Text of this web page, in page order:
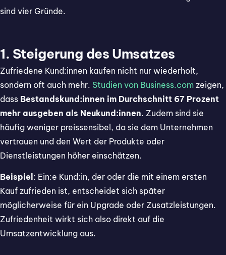
sind vier Gründe.
1. Steigerung des Umsatzes
Zufriedene Kund:innen kaufen nicht nur wiederholt,
sondern oft auch mehr. Studien von Business.com zeigen,
dass Bestandskund:innen im Durchschnitt 67 Prozent
mehr ausgeben als Neukund:innen. Zudem sind sie
häufig weniger preissensibel, da sie dem Unternehmen
vertrauen und den Wert der Produkte oder
Dienstleistungen höher einschätzen.
Beispiel : Ein:e Kund:in, der oder die mit einem ersten
Kauf zufrieden ist, entscheidet sich später
möglicherweise für ein Upgrade oder Zusatzleistungen.
Zufriedenheit wirkt sich also direkt auf die
Umsatzentwicklung aus.